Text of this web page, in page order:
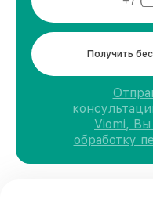
Получить
Viomi, Вы
обработку